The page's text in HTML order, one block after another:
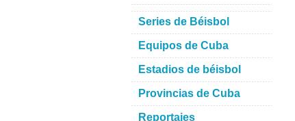
Series de Béisbol
Equipos de Cuba
Estadios de béisbol
Provincias de Cuba
Reportajes